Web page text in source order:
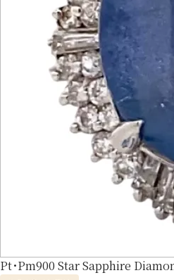
Pt･Pm900 Star Sapphire